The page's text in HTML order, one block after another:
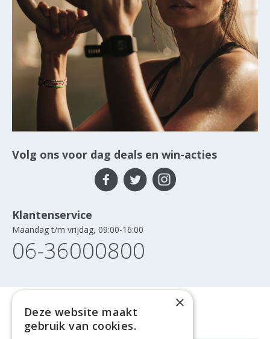
Volg ons voor dag deals en win-acties
Klantenservice
Maandag t/m vrijdag, 09:00-16:00
06-36000800
×
Deze website maakt
gebruik van cookies.